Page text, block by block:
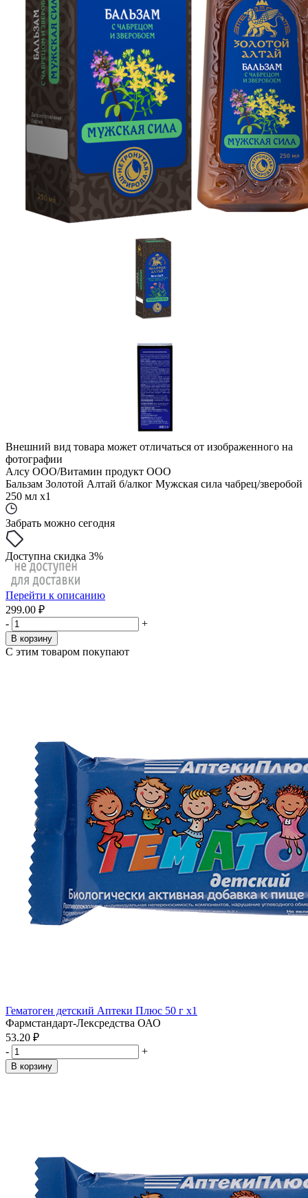
Внешний вид товара может отличаться от изображенного на
фотографии
Алсу ООО/Витамин продукт ООО
Бальзам Золотой Алтай б/алког Мужская сила чабрец/зверобой
250 мл x1
Забрать можно сегодня
Доступна скидка 3%
Перейти к описанию
299.00 ₽
-
+
В корзину
С этим товаром покупают
Гематоген детский Аптеки Плюс 50 г x1
Фармстандарт-Лексредства ОАО
53.20 ₽
-
+
В корзину